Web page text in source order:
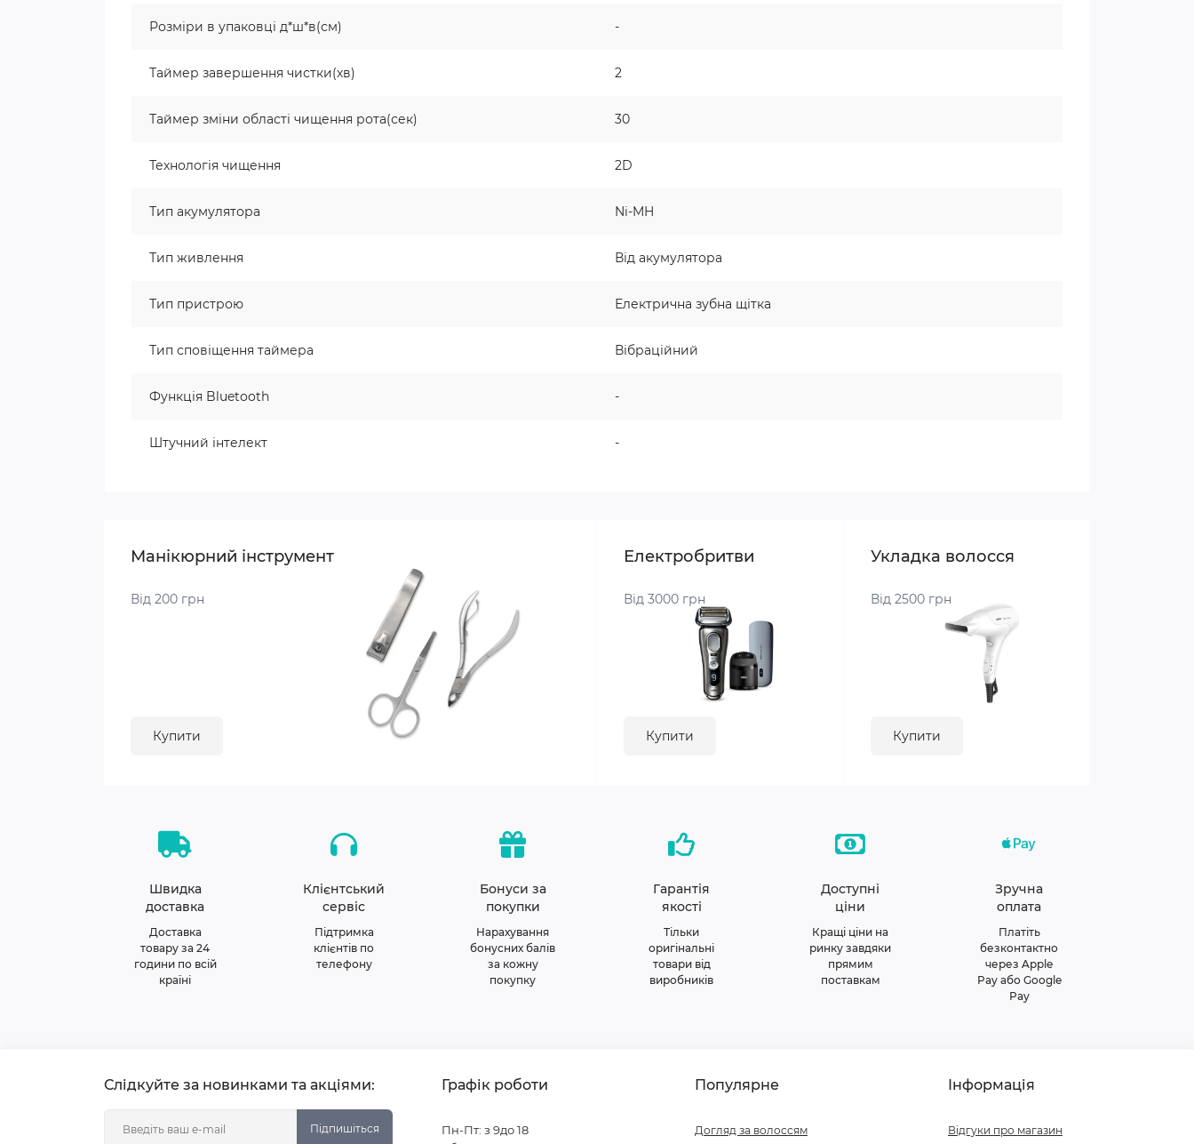
Розміри в упаковці д*ш*в(см) -
Таймер завершення чистки(хв) 2
Таймер зміни області чищення рота(сек) 30
Технологія чищення 2D
Тип акумулятора Ni-MH
Тип живлення Від акумулятора
Тип пристрою Електрична зубна щітка
Тип сповіщення таймера Вібраційний
Функція Bluetooth -
Штучний інтелект -
Манікюрний інструмент
Від 200 грн
Купити
Електробритви
Від 3000 грн
Купити
Укладка волосся
Від 2500 грн
Купити
Швидка
доставка
Доставка
товару за 24
години по всій
країні
Клієнтський
сервіс
Підтримка
клієнтів по
телефону
Бонуси за
покупки
Нарахування
бонусних балів
за кожну
покупку
Гарантія
якості
Тільки
оригінальні
товари від
виробників
Доступні
ціни
Кращі ціни на
ринку завдяки
прямим
поставкам
Зручна
оплата
Платіть
безконтактно
через Apple
Pay або Google
Pay
Слідкуйте за новинками та акціями:
Підпишіться
Графік роботи
Пн-Пт: з 9до 18
Популярне
Догляд за волоссям
Інформація
Відгуки про магазин